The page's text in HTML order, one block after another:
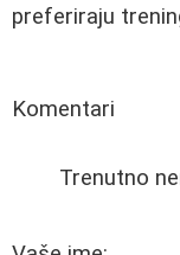
preferiraju
Komentari
Trenutno